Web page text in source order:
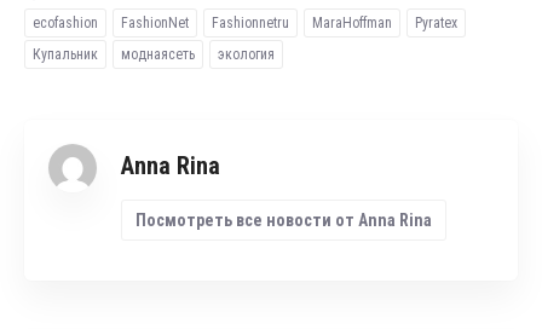
ecofashion FashionNet Fashionnetru MaraHoffman
Pyratex
Купальник
моднаясеть экология
Anna Rina
Посмотреть все новости от Anna Rina